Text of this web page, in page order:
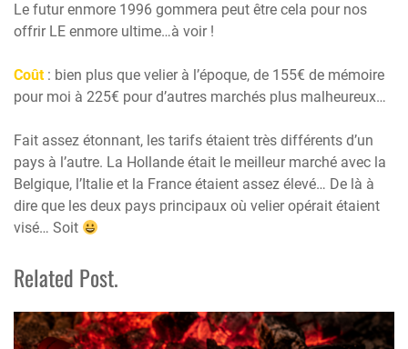
Le futur enmore 1996 gommera peut être cela pour nos
offrir LE enmore ultime…à voir !
Coût : bien plus que velier à l’époque, de 155€ de mémoire
pour moi à 225€ pour d’autres marchés plus malheureux…
Fait assez étonnant, les tarifs étaient très différents d’un
pays à l’autre. La Hollande était le meilleur marché avec la
Belgique, l’Italie et la France étaient assez élevé… De là à
dire que les deux pays principaux où velier opérait étaient
visé… Soit
Related Post.